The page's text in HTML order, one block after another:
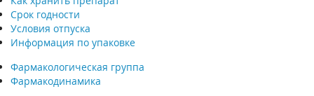
Срок годности
Условия отпуска
Информация по упаковке
Фармакологическая группа
Фармакодинамика